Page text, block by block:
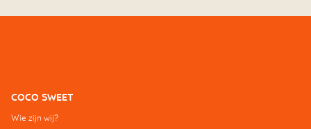
COCO SWEET
Wie zijn wij?